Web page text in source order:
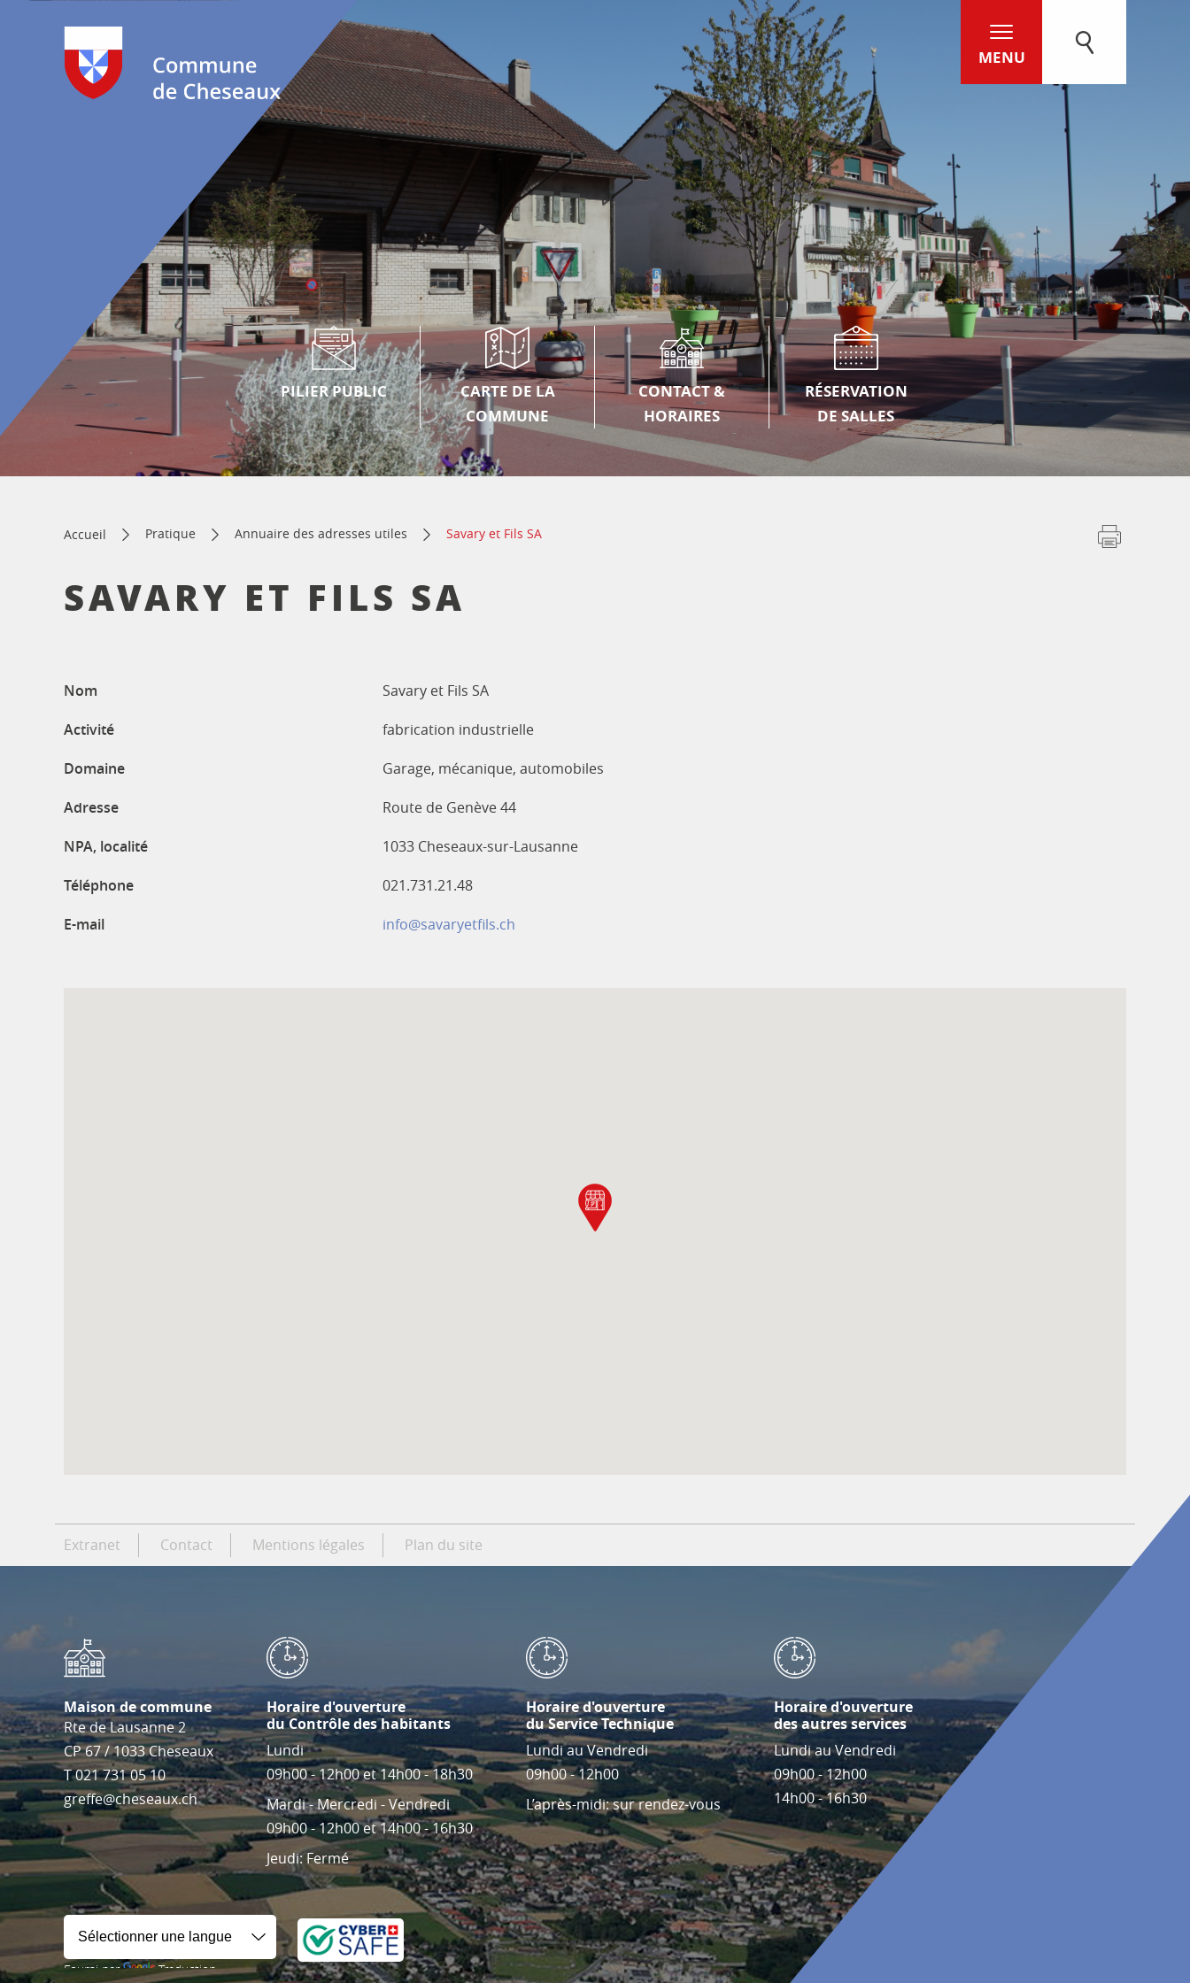
MENU
PILIER PUBLIC
CARTE DE LA
COMMUNE
CONTACT &
HORAIRES
RÉSERVATION
DE SALLES
Accueil Pratique Annuaire des adresses utiles Savary et Fils SA
SAVARY ET FILS SA
Nom
Savary et Fils SA
Activité
fabrication industrielle
Domaine
Garage, mécanique, automobiles
Adresse
Route de Genève 44
NPA, localité
1033 Cheseaux-sur-Lausanne
Téléphone
021.731.21.48
E-mail
info@savaryetfils.ch
Extranet Contact Mentions légales Plan du site
Maison de commune
Rte de Lausanne 2
CP 67/1033Cheseaux
T021 731 05 10
greffe@cheseaux.ch
Horaire d'ouverture
du Contrôle des habitants
Lundi
09h00 - 12h00 et 14h00 - 18h30
Mardi - Mercredi - Vendredi
09h00 - 12h00 et 14h00 - 16h30
Jeudi: Fermé
Horaire d'ouverture
du Service Technique
Lundi au Vendredi
09h00 - 12h00
L’après-midi: sur rendez-vous
Horaire d'ouverture
des autres services
Lundi au Vendredi
09h00 - 12h00
14h00 - 16h30
Fourni par Traduction